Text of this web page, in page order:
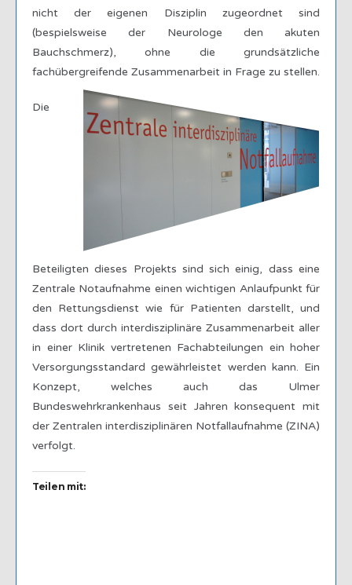
nicht der eigenen Disziplin zugeordnet sind
(bespielsweise der Neurologe den akuten
Bauchschmerz), ohne die grundsätzliche
fachübergreifende Zusammenarbeit in Frage zu stellen.
Die
Beteiligten dieses Projekts sind sich einig, dass eine
Zentrale Notaufnahme einen wichtigen Anlaufpunkt für
den Rettungsdienst wie für Patienten darstellt, und
dass dort durch interdisziplinäre Zusammenarbeit aller
in einer Klinik vertretenen Fachabteilungen ein hoher
Versorgungsstandard gewährleistet werden kann. Ein
Konzept, welches auch das Ulmer
Bundeswehrkrankenhaus seit Jahren konsequent mit
der Zentralen interdisziplinären Notfallaufnahme (ZINA)
verfolgt.
Teilen mit: